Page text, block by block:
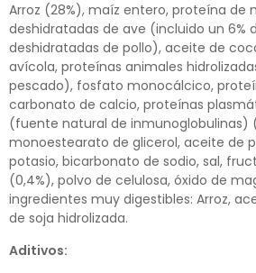
Arroz (28%), maíz entero, proteína de
deshidratadas de ave (incluido un 6%
deshidratadas de pollo), aceite de
avícola, proteínas animales
pescado), fosfato monocálcico,
carbonato de calcio, proteínas
(fuente natural de inmunoglobulinas)
monoestearato de glicerol, aceite de
potasio, bicarbonato de sodio, sal,
(0,4%), polvo de celulosa, óxido de
ingredientes muy digestibles: Arroz,
de soja hidrolizada.
Aditivos: